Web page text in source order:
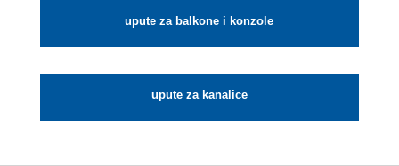
upute za balkone i konzole
upute za kanalice